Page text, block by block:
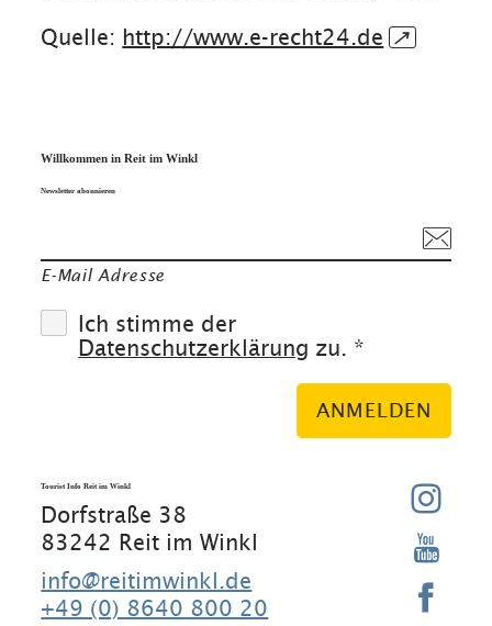
Quelle: http://www.e-recht24.de ↗
Willkommen in Reit im Winkl
Newsletter abonnieren
E-Mail Adresse
Ich stimme der
Datenschutzerklärung zu. *
ANMELDEN
Tourist Info Reit im Winkl
Dorfstraße 38
83242 Reit im Winkl
info@reitimwinkl.de
+49 (0) 8640 800 20